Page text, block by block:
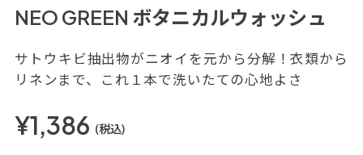
NEO GREEN ボタニカルウォッシュ
サトウキビ抽出物がニオイを元から分解！衣類から
リネンまで、これ１本で洗いたての心地よさ
¥1,386 (税込)